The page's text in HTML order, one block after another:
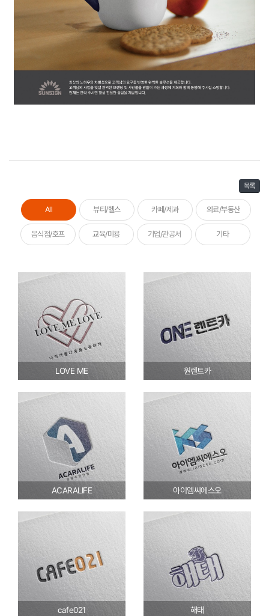
목록
All 뷰티/헬스 카페/제과 의료/부동산
음식점/호프 교육/미용 기업/관공서 기타
LOVE ME 원렌트카
ACARALIFE 아이엠씨에스오
cafe021 해태